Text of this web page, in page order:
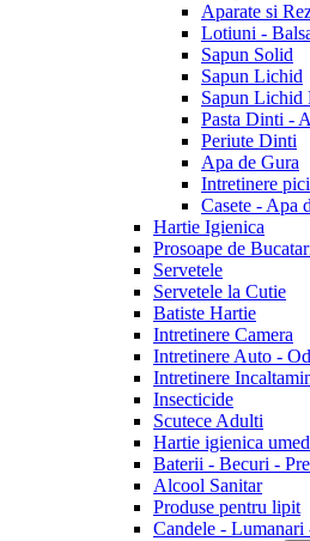
Aparate si
Lotiuni -
Sapun Solid
Sapun Lichid
Sapun Lichid
Pasta Dinti -
Periute Dinti
Apa de Gura
Intretinere
Casete - Apa
Hartie Igienica
Prosoape de
Servetele
Servetele la Cutie
Batiste Hartie
Intretinere Camera
Intretinere Auto -
Intretinere
Insecticide
Scutece Adulti
Hartie igienica
Baterii - Becuri -
Alcool Sanitar
Produse pentru lipit
Candele - Lumanari